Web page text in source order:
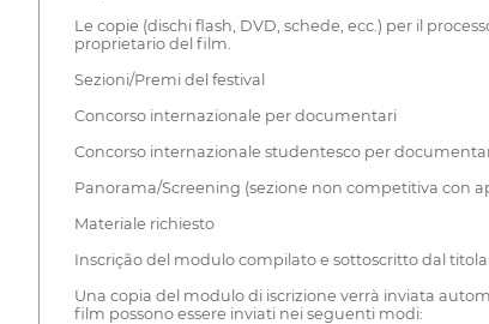
Le copie (dischi flash, DVD, schede, ecc.) per il
proprietario del film.
Sezioni/Premi del festival
Concorso internazionale per documentari
Concorso internazionale studentesco per
Panorama/Screening (sezione non competitiva con
Materiale richiesto
Inscrição del modulo compilato e sottoscritto dal
Una copia del modulo di iscrizione verrà inviata
film possono essere inviati nei seguenti modi: